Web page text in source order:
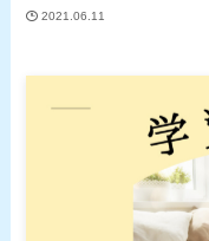
2021.06.11